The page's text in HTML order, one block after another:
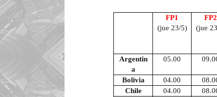
FP1
(jue 23/5)
FP2
(jue
Argentin
a
05.00
Bolivia 04.00
Chile
04.00